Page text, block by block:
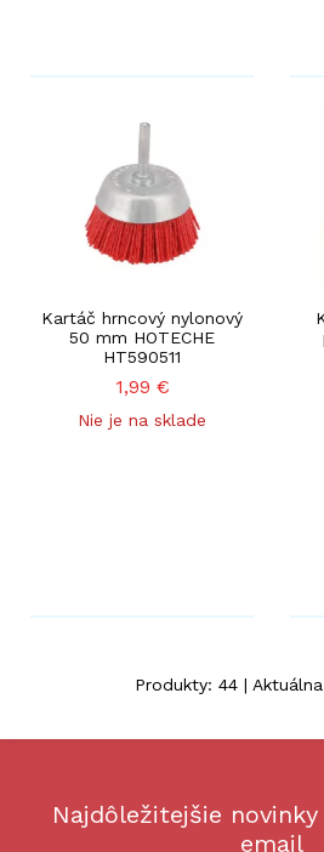
Kartáč hrncový nylonový
50 mm HOTECHE
HT590511
1,99 €
Nie je na sklade
Produkty: 44|
Najdôležitejšie
email